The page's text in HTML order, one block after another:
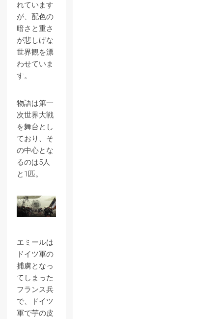
れています
が、配色の
暗さと重さ
が悲しげな
世界観を漂
わせていま
す。
物語は第一
次世界大戦
を舞台とし
ており、そ
の中心とな
るのは5人
と1匹。
エミールは
ドイツ軍の
捕虜となっ
てしまった
フランス兵
で、ドイツ
軍で芋の皮